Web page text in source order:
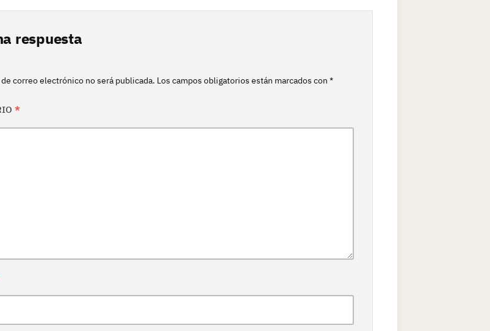
respuesta
correo electrónico no será publicada. Los campos obligatorios están marcados con *
*